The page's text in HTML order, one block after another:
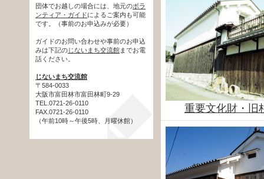
重要文化財・旧
団体でお越しの場合には、地元のボラ
ンティア・ガイドによるご案内も可能
です。（事前のお申込みが必要）
ガイドのお問い合わせや事前のお申込
みは下記のじないまち交流館までお電
話ください。
じないまち交流館
〒584-0033
大阪市富田林市富田林町9-29
TEL.0721-26-0110
FAX.0721-26-0110
（午前10時～午後5時、月曜休館）